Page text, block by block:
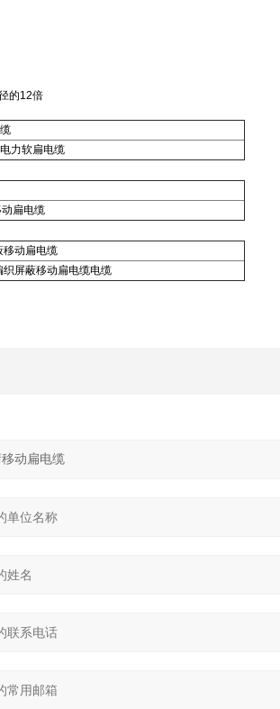
的12倍
力软扁电缆
扁电缆
移动扁电缆
屏蔽移动扁电缆电缆